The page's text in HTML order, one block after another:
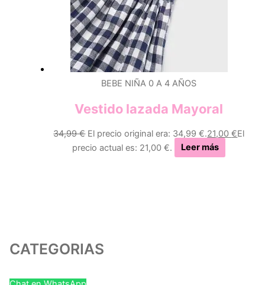
CATEGORIAS
BEBE NIÑA 0 A 4 AÑOS
Vestido lazada Mayoral
34,99€ El precio original era: 34,99 €.21,00€El
precio actual es: 21,00 €.
Leer más